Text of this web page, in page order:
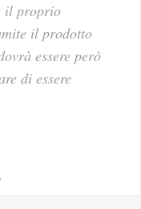
il proprio
il prodotto
essere però
di essere